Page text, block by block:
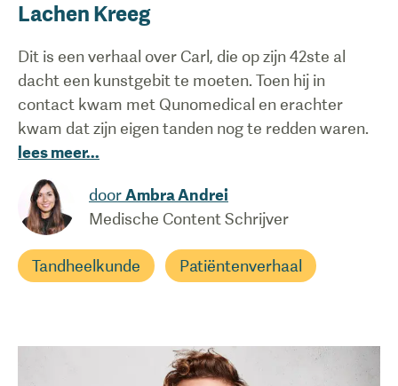
Lachen Kreeg
Dit is een verhaal over Carl, die op zijn 42ste al
dacht een kunstgebit te moeten. Toen hij in
contact kwam met Qunomedical en erachter
kwam dat zijn eigen tanden nog te redden waren.
lees meer...
doorAmbra Andrei
Medische Content Schrijver
Tandheelkunde Patiëntenverhaal